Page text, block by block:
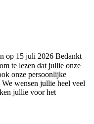
op 15 juli 2026 Bedankt
te lezen dat jullie onze
onze persoonlijke
wensen jullie heel veel
jullie voor het